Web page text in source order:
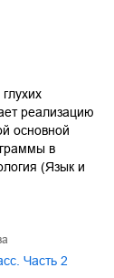
реализацию
основной
в
(Язык и
Часть 2